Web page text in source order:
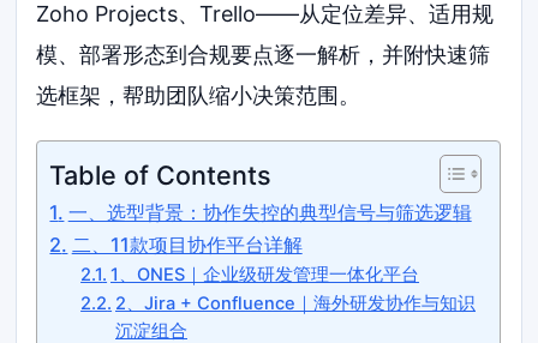
Zoho Projects、Trello——从定位差异、适用规
模、部署形态到合规要点逐一解析，并附快速筛
选框架，帮助团队缩小决策范围。
Table of Contents
一、选型背景：协作失控的典型信号与筛选逻辑
二、11款项目协作平台详解
1、ONES｜企业级研发管理一体化平台
2、Jira + Confluence｜海外研发协作与知识
沉淀组合